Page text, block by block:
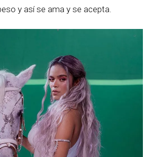
y así se ama y se acepta.